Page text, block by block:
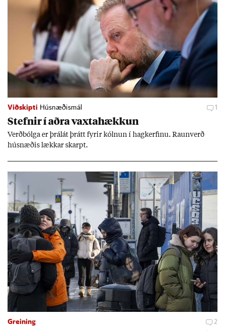
Viðskipti Húsnæðismál 1
Stefn­ir í aðra vaxta­hækk­un
Verð­bólga er þrálát þrátt fyr­ir kóln­un í hag­kerf­inu. Raun­verð
hús­næð­is lækk­ar skarpt.
Greining 2